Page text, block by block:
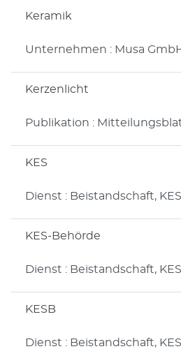
Keramik
Unternehmen : Musa
Kerzenlicht
Publikation :
KES
Dienst : Beistandschaft,
KES-Behörde
Dienst : Beistandschaft,
KESB
Dienst : Beistandschaft,